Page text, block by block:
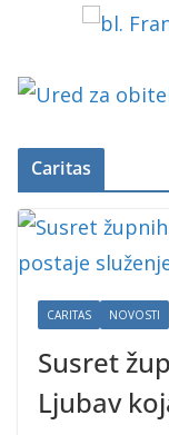
Caritas
CARITAS NOVOSTI
Susret
Ljubav